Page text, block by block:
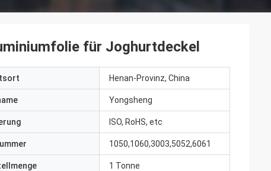
für Joghurtdeckel
Henan-Provinz, China
Yongsheng
ISO, RoHS, etc
1050,1060,3003,5052,6061
1 Tonne